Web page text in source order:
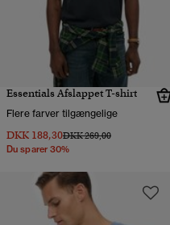
Essentials Afslappet T-shirt
Flere farver tilgængelige
DKK 188,30Pris nedsat fra
DKK 269,00til
Du sparer 30%